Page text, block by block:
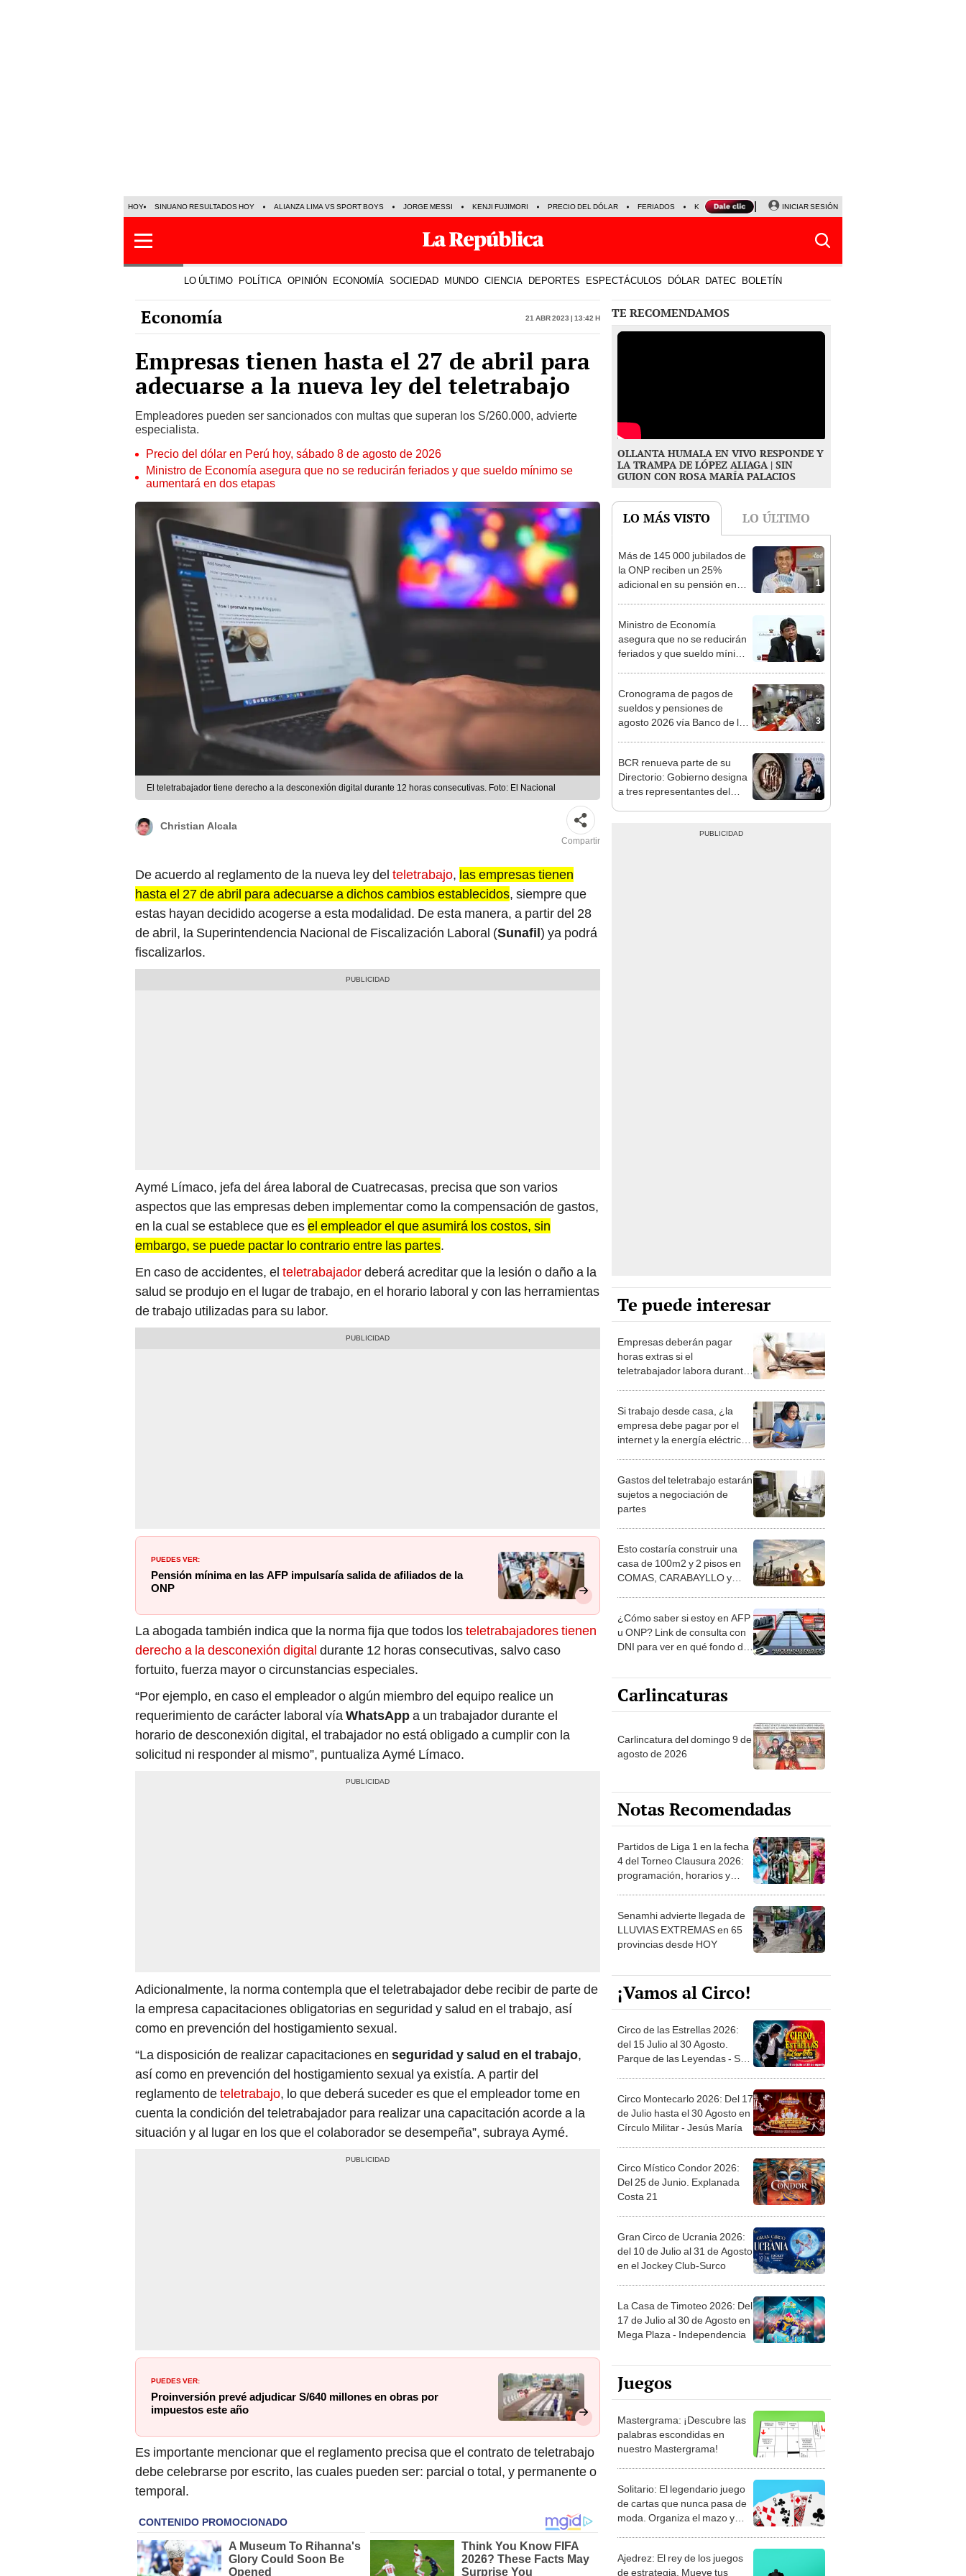
LO ÚLTIMO POLÍTICA OPINIÓN ECONOMÍA SOCIEDAD MUNDO CIENCIA DEPORTES ESPECTÁCULOS DÓLAR DATEC BOLETÍN
Economía 21 Abr 2023 | 13:42 h
Empresas tienen hasta el 27 de abril para
adecuarse a la nueva ley del teletrabajo
Empleadores pueden ser sancionados con multas que superan los S/260.000, advierte
especialista.
Precio del dólar en Perú hoy, sábado 8 de agosto de 2026
Ministro de Economía asegura que no se reducirán feriados y que sueldo mínimo se
aumentará en dos etapas
El teletrabajador tiene derecho a la desconexión digital durante 12 horas consecutivas. Foto: El Nacional
Compartir
hasta el 27 de abril para adecuarse a dichos cambios establecidos, siempre que
estas hayan decidido acogerse a esta modalidad. De esta manera, a partir del 28
de abril, la Superintendencia Nacional de Fiscalización Laboral (Sunafil) ya podrá
fiscalizarlos.
aspectos que las empresas deben implementar como la compensación de gastos,
en la cual se establece que esel empleador el que asumirá los costos, sin
embargo, se puede pactar lo contrario entre las partes.
En caso de accidentes, elteletrabajadordeberá acreditar que la lesión o daño a la
salud se produjo en el lugar de trabajo, en el horario laboral y con las herramientas
de trabajo utilizadas para su labor.
Pensión mínima en las AFP impulsaría salida de afiliados de la
ONP
La abogada también indica que la norma fija que todos losteletrabajadores tienen
derecho a la desconexión digitaldurante 12 horas consecutivas, salvo caso
fortuito, fuerza mayor o circunstancias especiales.
“Por ejemplo, en caso el empleador o algún miembro del equipo realice un
requerimiento de carácter laboral víaWhatsAppa un trabajador durante el
horario de desconexión digital, el trabajador no está obligado a cumplir con la
solicitud ni responder al mismo”, puntualiza Aymé Límaco.
la empresa capacitaciones obligatorias en seguridad y salud en el trabajo, así
como en prevención del hostigamiento sexual.
“La disposición de realizar capacitaciones en
así como en prevención del hostigamiento sexual ya existía. A partir del
reglamento deteletrabajo, lo que deberá suceder es que el empleador tome en
cuenta la condición del teletrabajador para realizar una capacitación acorde a la
situación y al lugar en los que el colaborador se desempeña”, subraya Aymé.
Proinversión prevé adjudicar S/640 millones en obras por
impuestos este año
Es importante mencionar que el reglamento precisa que el contrato de teletrabajo
debe celebrarse por escrito, las cuales pueden ser: parcial o total, y permanente o
temporal.
TE RECOMENDAMOS
OLLANTA HUMALA EN VIVO RESPONDE Y
LA TRAMPA DE LÓPEZ ALIAGA | SIN
GUION CON ROSA MARÍA PALACIOS
LO MÁS VISTO
1
Más de 145 000 jubilados de
la ONP reciben un 25%
adicional en su pensión en
agosto
2
Ministro de Economía
asegura que no se reducirán
feriados y que sueldo mínimo
se aumentará en dos etapas
3
Cronograma de pagos de
sueldos y pensiones de
agosto 2026 vía Banco de la
Nación: conoce las fechas de
4
BCR renueva parte de su
Directorio: Gobierno designa
a tres representantes del
Ejecutivo
Te puede interesar
Empresas deberán pagar
horas extras si el
teletrabajador labora durante
tiempo de desconexión digital
Si trabajo desde casa, ¿la
empresa debe pagar por el
internet y la energía eléctrica
que uso?
Gastos del teletrabajo estarán
sujetos a negociación de
partes
Esto costaría construir una
casa de 100m2 y 2 pisos en
COMAS, CARABAYLLO y
otros distritos de LIMA
¿Cómo saber si estoy en AFP
u ONP? Link de consulta con
DNI para ver en qué fondo de
pensiones estás
Carlincaturas
agosto de 2026
Notas Recomendadas
Partidos de Liga 1 en la fecha
4 del Torneo Clausura 2026:
programación, horarios y
dónde ver
Senamhi advierte llegada de
LLUVIAS EXTREMAS en 65
provincias desde HOY
¡Vamos al Circo!
Circo de las Estrellas 2026:
del 15 Julio al 30 Agosto.
Parque de las Leyendas - San
Miguel
Circo Montecarlo 2026: Del 17
de Julio hasta el 30 Agosto en
Círculo Militar - Jesús María
Circo Místico Condor 2026:
Del 25 de Junio. Explanada
Costa 21
Gran Circo de Ucrania 2026:
del 10 de Julio al 31 de Agosto
en el Jockey Club-Surco
La Casa de Timoteo 2026: Del
17 de Julio al 30 de Agosto en
Mega Plaza - Independencia
Juegos
Mastergrama: ¡Descubre las
palabras escondidas en
nuestro Mastergrama!
Solitario: El legendario juego
de cartas que nunca pasa de
moda. Organiza el mazo y
demuestra tu habilidad.
Ajedrez: El rey de los juegos
de estrategia. Mueve tus
piezas, anticipa al rival y